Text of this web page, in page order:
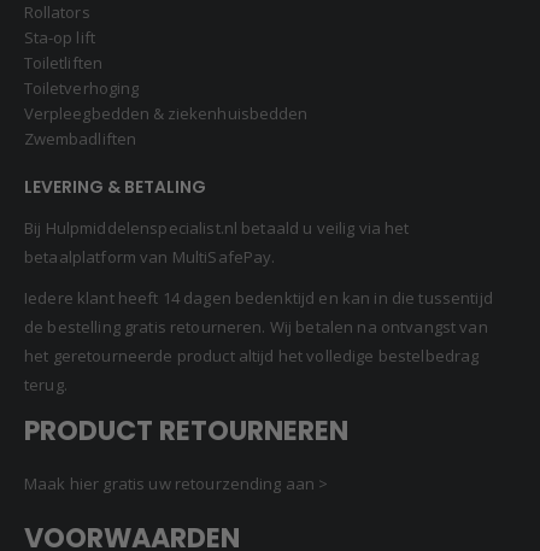
Rollators
Sta-op lift
Toiletliften
Toiletverhoging
Verpleegbedden & ziekenhuisbedden
Zwembadliften
LEVERING & BETALING
Bij Hulpmiddelenspecialist.nl betaald u veilig via het
betaalplatform van MultiSafePay.
Iedere klant heeft 14 dagen bedenktijd en kan in die tussentijd
de bestelling gratis retourneren. Wij betalen na ontvangst van
het geretourneerde product altijd het volledige bestelbedrag
terug.
PRODUCT RETOURNEREN
Maak hier gratis uw retourzending aan >
VOORWAARDEN